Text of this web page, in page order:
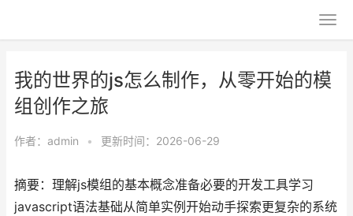
我的世界的js怎么制作，从零开始的模
组创作之旅
作者： admin • 更新时间：2026-06-29
摘要：理解js模组的基本概念准备必要的开发工具学习
javascript语法基础从简单实例开始动手探索更复杂的系统